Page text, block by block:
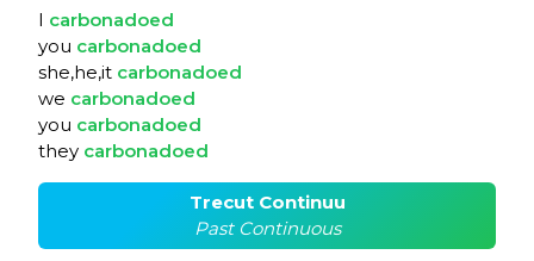
I carbonadoed
you carbonadoed
she,he,it carbonadoed
we carbonadoed
you carbonadoed
they carbonadoed
Trecut Continuu
Past Continuous